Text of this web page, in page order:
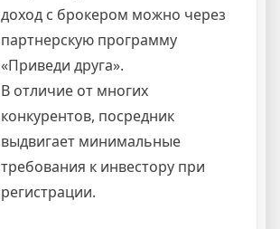
доход с брокером можно через
партнерскую программу
«Приведи друга».
В отличие от многих
конкурентов, посредник
выдвигает минимальные
требования к инвестору при
регистрации.